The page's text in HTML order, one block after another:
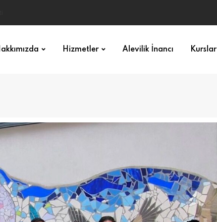
Hizmetler Alevilik İnancı Kurslar